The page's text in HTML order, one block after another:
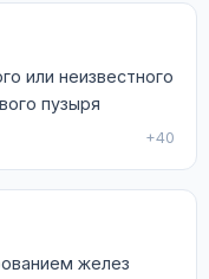
или неизвестного
пузыря
+40
желез